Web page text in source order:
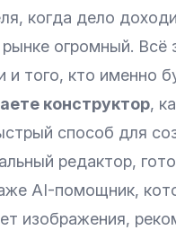
когда дело
огромный. Всё
и того, кто именно
конструктор,
способ для
редактор,
AI-помощник,
изображения,